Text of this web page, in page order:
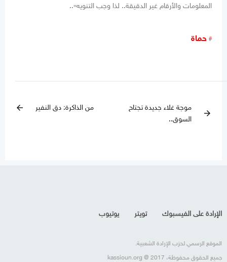
المعلومات والأرقام غير الدقيقة.. لذا وجب التنويه»..
حماة
arrow_forward
موجة غلاء جديدة تجتاح
السوق..
من الذاكرة: دق النفير arrow_back
الإرادة على الفيسبوك تويتر يوتيوب
الموقع الرسمي لحزب الإرادة الشعبية.
جميع الحقوق محفوظة، kassioun.org @ 2017